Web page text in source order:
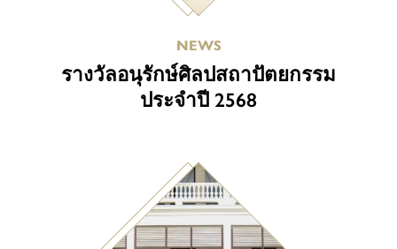
NEWS
รางวัลอนุรักษ์ศิลปสถาปัตยกรรม
ประจำปี 2568